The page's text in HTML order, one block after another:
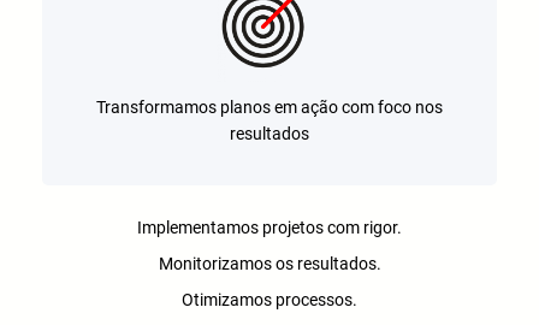
Transformamos planos em ação com foco nos
resultados
Implementamos projetos com rigor.
Monitorizamos os resultados.
Otimizamos processos.